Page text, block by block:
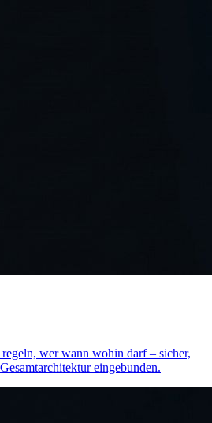
wer wann wohin darf – sicher,
eingebunden.